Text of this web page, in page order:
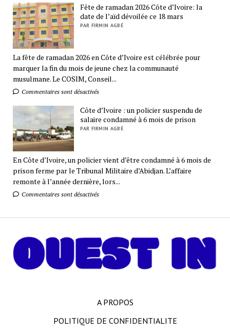
Fête de ramadan 2026 Côte d’Ivoire: la
date de l’aïd dévoilée ce 18 mars
PAR FIRMIN AGBÉ
La fête de ramadan 2026 en Côte d’Ivoire est célébrée pour
marquer la fin du mois de jeune chez la communauté
musulmane. Le COSIM, Conseil...
Commentaires sont désactivés
Côte d’Ivoire : un policier suspendu de
salaire condamné à 6 mois de prison
PAR FIRMIN AGBÉ
En Côte d’Ivoire, un policier vient d’être condamné à 6 mois de
prison ferme par le Tribunal Militaire d’Abidjan. L’affaire
remonte à l’année dernière, lors...
Commentaires sont désactivés
A PROPOS
POLITIQUE DE CONFIDENTIALITE